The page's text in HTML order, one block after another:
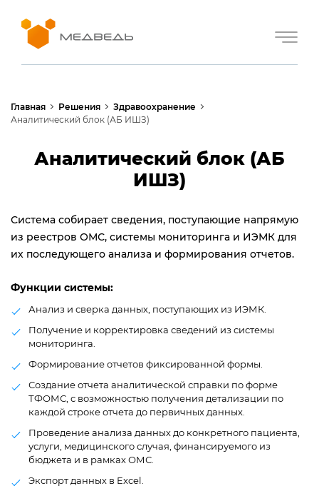
Главная Решения
Здравоохранение
Аналитический блок (АБ ИШЗ)
Аналитический блок (АБ
ИШЗ)
Система собирает сведения, поступающие напрямую
из реестров ОМС, системы мониторинга и ИЭМК для
их последующего анализа и формирования отчетов.
Функции системы:
Анализ и сверка данных, поступающих из ИЭМК.
Получение и корректировка сведений из системы
мониторинга.
Формирование отчетов фиксированной формы.
Создание отчета аналитической справки по форме
ТФОМС, с возможностью получения детализации по
каждой строке отчета до первичных данных.
Проведение анализа данных до конкретного пациента,
услуги, медицинского случая, финансируемого из
бюджета и в рамках ОМС.
Экспорт данных в Excel.